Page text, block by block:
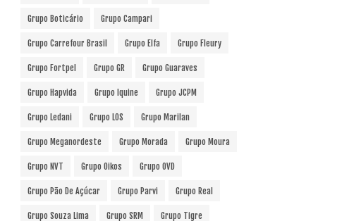
Grupo Boticário Grupo Campari
Grupo Carrefour Brasil Grupo Elfa Grupo Fleury
Grupo Fortpel Grupo GR Grupo Guaraves
Grupo Hapvida Grupo Iquine Grupo JCPM
Grupo Ledani Grupo LOS Grupo Marilan
Grupo Meganordeste Grupo Morada Grupo Moura
Grupo NVT Grupo Oikos Grupo OVD
Grupo Pão De Açúcar Grupo Parvi Grupo Real
Grupo Souza Lima Grupo SRM Grupo Tigre